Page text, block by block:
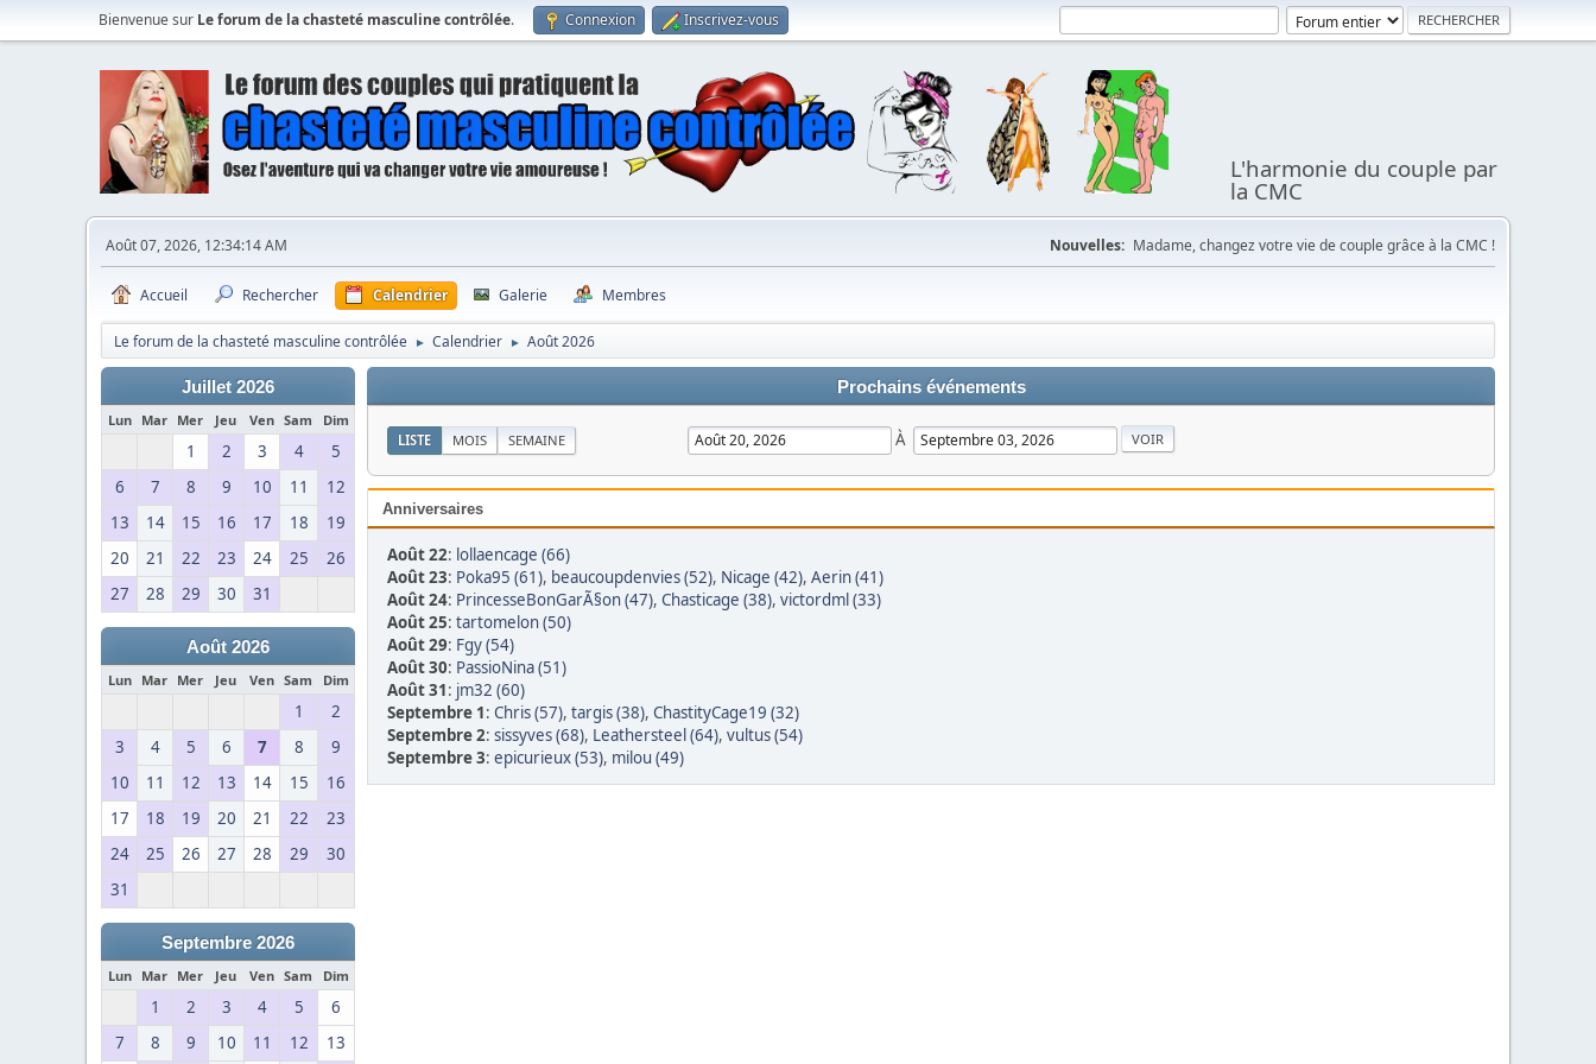
Bienvenue sur Le forum de la chasteté masculine contrôlée. Connexion Inscrivez-vous
L'harmonie du couple par
la CMC
Août 07, 2026, 12:34:14 AM Nouvelles: Madame, changez votre vie de couple grâce à la CMC !
Accueil Rechercher Calendrier Galerie Membres
Le forum de la chasteté masculine contrôlée ► Calendrier ► Août 2026
Juillet 2026
Lun Mar Mer Jeu Ven Sam Dim
1 2 3 4
5
6
7 8 9 10 11
12
13
14 15 16 17 18
19
20
21 22 23 24 25
26
27
28 29 30 31
Août 2026
Lun Mar Mer Jeu Ven Sam Dim
1
2
3
4 5 6 7 8
9
10
11 12 13 14 15
16
17
18 19 20 21 22
23
24
25 26 27 28 29
30
31
Septembre 2026
Lun Mar Mer Jeu Ven Sam Dim
1 2 3 4 5
6
7
8 9 10 11 12 13
Prochains événements
LISTE MOIS SEMAINE À
Anniversaires
Août 22: lollaencage (66)
Août 23: Poka95 (61), beaucoupdenvies (52), Nicage (42), Aerin (41)
Août 24: PrincesseBonGarÃ§on (47), Chasticage (38), victordml (33)
Août 25: tartomelon (50)
Août 29: Fgy (54)
Août 30: PassioNina (51)
Août 31: jm32 (60)
Septembre 1: Chris (57), targis (38), ChastityCage19 (32)
Septembre 2: sissyves (68), Leathersteel (64), vultus (54)
Septembre 3: epicurieux (53), milou (49)